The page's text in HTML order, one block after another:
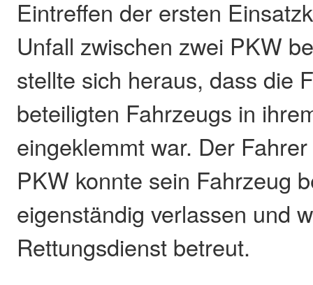
Eintreffen der ersten
Unfall zwischen zwei PKW
stellte sich heraus, dass die
beteiligten Fahrzeugs in
eingeklemmt war. Der
PKW konnte sein Fahrzeug
eigenständig verlassen und
Rettungsdienst betreut.